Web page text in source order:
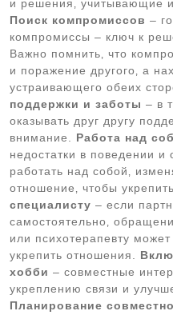
и решения‚ учитывающие
Поиск компромиссов –
компромиссы – ключ к
Важно помнить‚ что
и поражение другого‚ а
устраивающего обеих
поддержки и заботы – в
оказывать друг другу
внимание. Работа над
недостатки в поведении
работать над собой‚
отношение‚ чтобы
специалисту – если
самостоятельно‚
или психотерапевту
укрепить отношения.
хобби – совместные
укреплению связи и
Планирование